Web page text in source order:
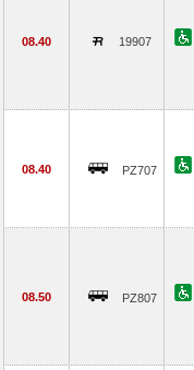
08.40 19907
08.40 PZ707
08.50 PZ807